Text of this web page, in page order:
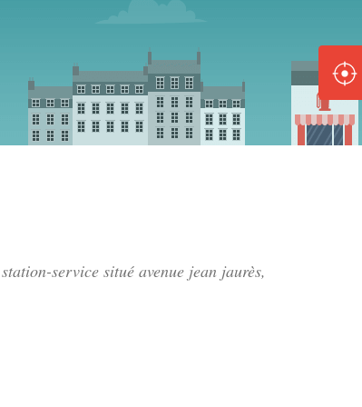
service situé avenue jean jaurès,
Disponible Épuisé
Disponible Épuisé